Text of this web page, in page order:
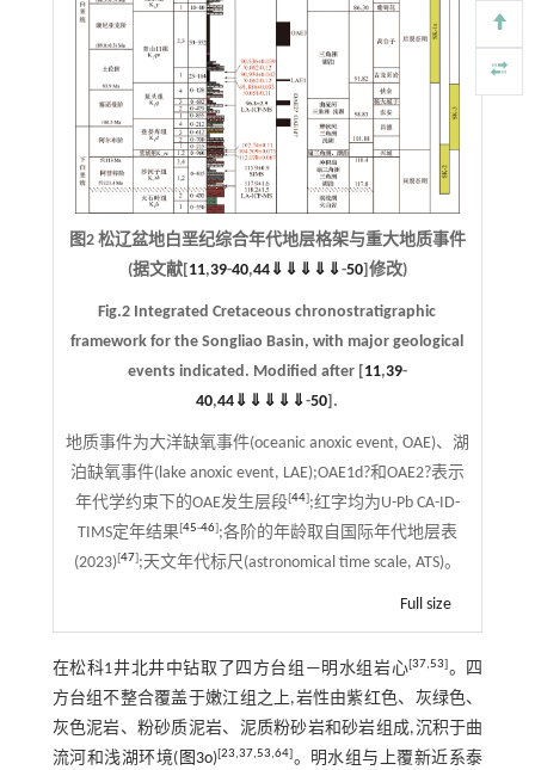
图2 松辽盆地白垩纪综合年代地层格架与重大地质事件
(据文献[11,39-40,44⇓ ⇓ ⇓ ⇓ ⇓-50]修改)
Fig.2 Integrated Cretaceous chronostratigraphic
framework for the Songliao Basin, with major geological
events indicated. Modified after [11,39-
40,44 ⇓ ⇓ ⇓ ⇓ ⇓-50].
地质事件为大洋缺氧事件(oceanic anoxic event, OAE)、湖
泊缺氧事件(lake anoxic event, LAE);OAE1d?和OAE2?表示
年代学约束下的OAE发生层段[44];红字均为U-Pb CA-ID-
TIMS定年结果[45-46];各阶的年龄取自国际年代地层表
(2023)[47];天文年代标尺(astronomical time scale, ATS)。
Full size
在松科1井北井中钻取了四方台组—明水组岩心[37,53]。四
方台组不整合覆盖于嫩江组之上,岩性由紫红色、灰绿色、
灰色泥岩、粉砂质泥岩、泥质粉砂岩和砂岩组成,沉积于曲
流河和浅湖环境( 图3o)[23,37,53,64]。明水组与上覆新近系泰